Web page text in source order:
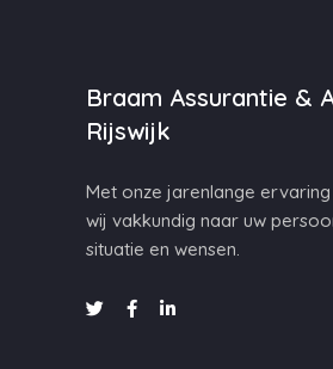
Braam Assurantie &
Rijswijk
Met onze jarenlange
wij vakkundig naar uw
situatie en wensen.